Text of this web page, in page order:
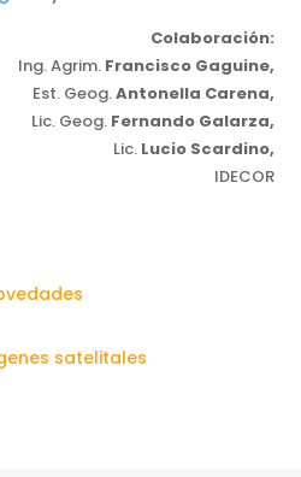
Colaboración:
Ing. Agrim. Francisco Gaguine,
Est. Geog.Antonella Carena,
Lic. Geog.Fernando Galarza,
Lic.Lucio Scardino,
IDECOR
satelitales